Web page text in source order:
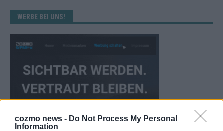
cozmo news - Do Not Process My Personal
Information
WERBE BEI UNS!